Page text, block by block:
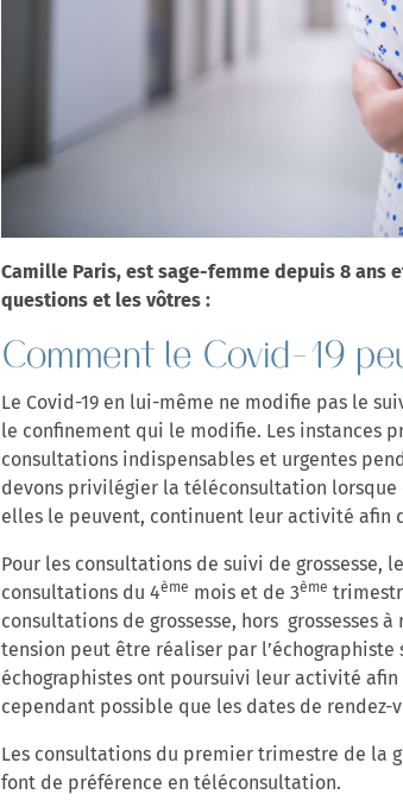
Camille Paris, est sage-femme depuis 8 ans
questions et les vôtres :
Comment le Covid-19
Le Covid-19 en lui-même ne modifie pas le
le confinement qui le modifie. Les instances
consultations indispensables et urgentes
devons privilégier la téléconsultation
elles le peuvent, continuent leur activité afin
Pour les consultations de suivi de grossesse,
consultations du 4ème mois et de 3ème
consultations de grossesse, hors grossesses
tension peut être réaliser par
échographistes ont poursuivi leur activité
cependant possible que les dates de
Les consultations du premier trimestre de la
font de préférence en téléconsultation.